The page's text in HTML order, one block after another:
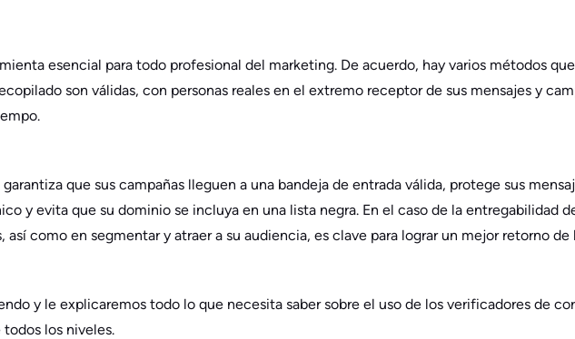
esencial para todo profesional del marketing. De acuerdo, hay varios métodos
son válidas, con personas reales en el extremo receptor de sus mensajes y
que sus campañas lleguen a una bandeja de entrada válida, protege sus
y evita que su dominio se incluya en una lista negra. En el caso de la entregabilidad
como en segmentar y atraer a su audiencia, es clave para lograr un mejor retorno de
y le explicaremos todo lo que necesita saber sobre el uso de los verificadores de
los niveles.